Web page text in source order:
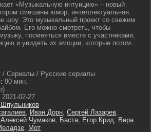
«Музыкальную интуицию» – новый
смешаны юмор, интеллектуальная
шоу. Это музыкальный проект со свежим
Его можно смотреть, чтобы
посмеяться вместе с участниками,
и увидеть их эмоции, которые потом...
Сериалы / Русские сериалы
90 мин.
2021-02-27
, Иван Дорн, Сергей Лазарев,
Алексей Чумаков, Баста, Егор Крид, Вера
, Мот